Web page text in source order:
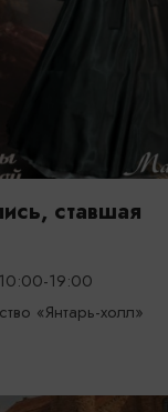
ставшая
19:00
«Янтарь-холл»